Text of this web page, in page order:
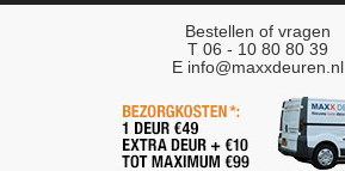
Bestellen of vragen
T 06 - 10 80 80 39
E info@maxxdeuren.nl